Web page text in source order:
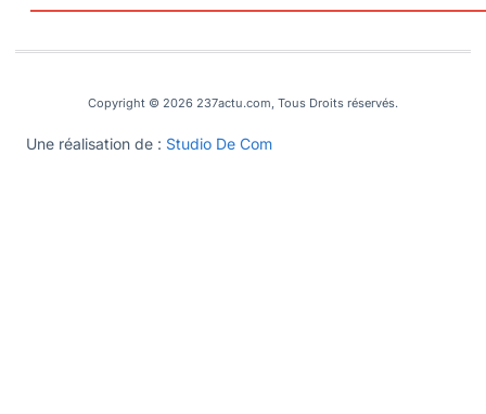
Copyright © 2026 237actu.com, Tous Droits réservés.
Une réalisation de : Studio De Com